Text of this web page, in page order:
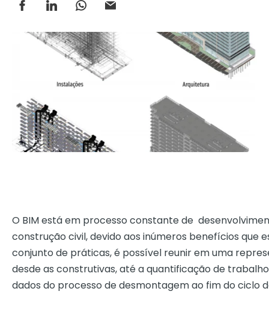
O BIM está em processo constante de
construção civil, devido aos inúmeros benefícios que
conjunto de práticas, é possível reunir em uma
desde as construtivas, até a quantificação de
dados do processo de desmontagem ao fim do ciclo